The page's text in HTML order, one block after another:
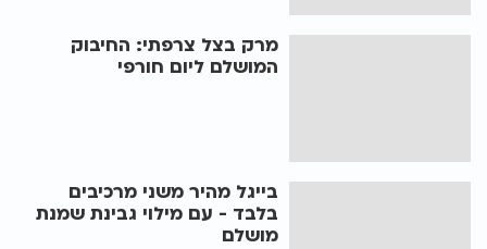
מרק בצל צרפתי: החיבוק
המושלם ליום חורפי
בייגל מהיר משני מרכיבים
בלבד - עם מילוי גבינת שמנת
מושלם